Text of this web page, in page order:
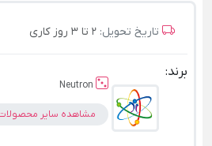
تاریخ تحویل: 2 تا 3 روز کاری
برند:
Neutron
مشاهده سایر